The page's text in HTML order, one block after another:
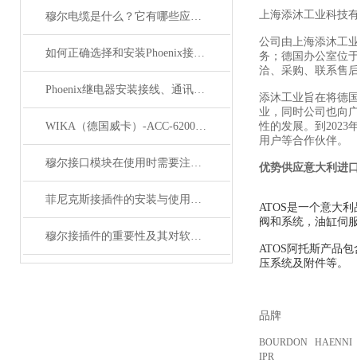
穆尔电缆是什么？它有哪些应用领域？
如何正确选择和安装Phoenix接插件以确保其性能？
Phoenix继电器安装接线、通讯集成与故障诊断指南
WIKA（德国威卡）-ACC-6200系列压力变送器简介
穆尔接口模块在使用时需要注意哪些问题？
菲尼克斯接插件的安装与使用技巧
穆尔接插件的重要性及其对软件开发的影响
上海添沐工业科技
公司由上海添沐工
务；德国办公室位
洽、采购、联系售
添沐工业旨在将德
业，同时公司也向
性的发展。到2023
用户等合作伙伴。
优势供应意大利进
ATOS是一个意大
阀和系统，油缸伺
ATOS阿托斯产品
压系统及附件等。
品牌
BOURDON HAENNI
IPR